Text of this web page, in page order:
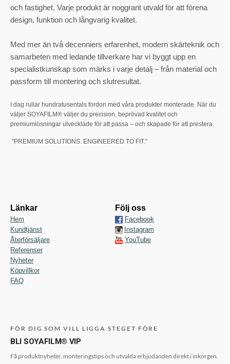
och fastighet. Varje produkt är noggrant utvald för att förena
design, funktion och långvarig kvalitet.
Med mer än två decenniers erfarenhet, modern skärteknik och
samarbeten med ledande tillverkare har vi byggt upp en
specialistkunskap som märks i varje detalj – från material och
passform till montering och slutresultat.
I dag rullar hundratusentals fordon med våra produkter monterade. När du
väljer SOYAFILM® väljer du precision, beprövad kvalitet och
premiumlösningar utvecklade för att passa – och skapade för att prestera.
"PREMIUM SOLUTIONS. ENGINEERED TO FIT."
Länkar
Hem
Kundtjänst
Återförsäljare
Referenser
Nyheter
Köpvillkor
FAQ
Följ oss
Facebook
Instagram
YouTube
FÖR DIG SOM VILL LIGGA STEGET FÖRE
BLI SOYAFILM® VIP
Få produktnyheter, monteringstips och utvalda erbjudanden direkt i inkorgen.